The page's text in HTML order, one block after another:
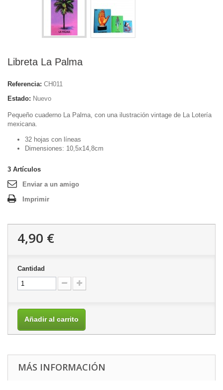
Libreta La Palma
Referencia: CH011
Estado: Nuevo
Pequeño cuaderno La Palma, con una ilustración vintage de La Lotería
mexicana.
32 hojas con líneas
Dimensiones: 10,5x14,8cm
3 Artículos
Enviar a un amigo
Imprimir
4,90 €
Cantidad
Añadir al carrito
MÁS INFORMACIÓN